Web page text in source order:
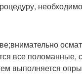
все поломанные,
выполняется